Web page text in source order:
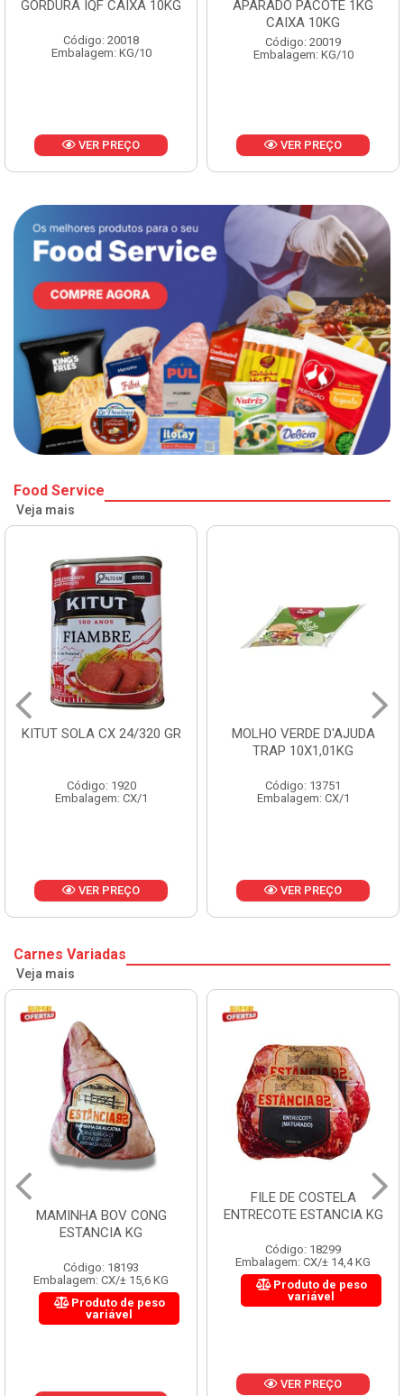
GORDURA IQF CAIXA 10KG
Código: 20018
Embalagem: KG/10
VER PREÇO
APARADO PACOTE 1KG
CAIXA 10KG
Código: 20019
Embalagem: KG/10
VER PREÇO
Food Service
Veja mais
KITUT SOLA CX 24/320 GR
Código: 1920
Embalagem: CX/1
VER PREÇO
MOLHO VERDE D'AJUDA
TRAP 10X1,01KG
Código: 13751
Embalagem: CX/1
VER PREÇO
Carnes Variadas
Veja mais
MAMINHA BOV CONG
ESTANCIA KG
Código: 18193
Embalagem: CX/± 15,6 KG
Produto de peso
variável
FILE DE COSTELA
ENTRECOTE ESTANCIA KG
Código: 18299
Embalagem: CX/± 14,4 KG
Produto de peso
variável
VER PREÇO